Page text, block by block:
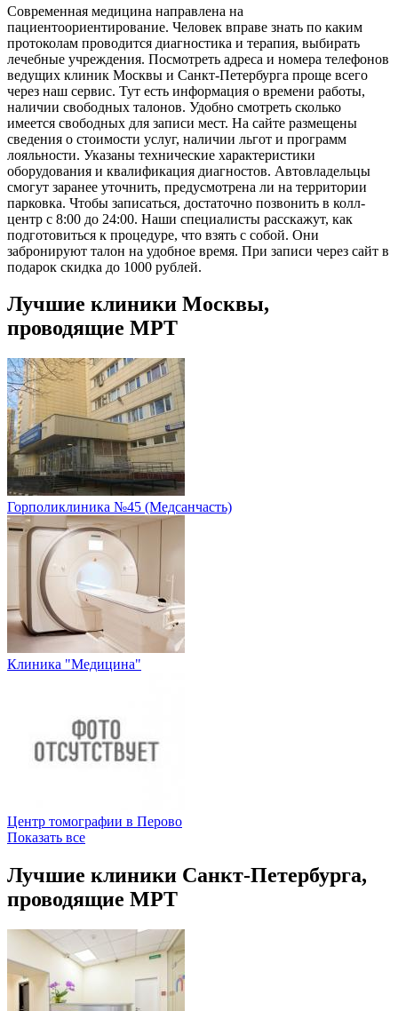
Современная медицина направлена на
пациентоориентирование. Человек вправе знать по каким
протоколам проводится диагностика и терапия, выбирать
лечебные учреждения. Посмотреть адреса и номера телефонов
ведущих клиник Москвы и Санкт-Петербурга проще всего
через наш сервис. Тут есть информация о времени работы,
наличии свободных талонов. Удобно смотреть сколько
имеется свободных для записи мест. На сайте размещены
сведения о стоимости услуг, наличии льгот и программ
лояльности. Указаны технические характеристики
оборудования и квалификация диагностов. Автовладельцы
смогут заранее уточнить, предусмотрена ли на территории
парковка. Чтобы записаться, достаточно позвонить в колл-
центр с 8:00 до 24:00. Наши специалисты расскажут, как
подготовиться к процедуре, что взять с собой. Они
забронируют талон на удобное время. При записи через сайт в
подарок скидка до 1000 рублей.
Лучшие клиники Москвы,
проводящие МРТ
Горполиклиника №45 (Медсанчасть)
Клиника "Медицина"
Центр томографии в Перово
Показать все
Лучшие клиники Санкт-Петербурга,
проводящие МРТ